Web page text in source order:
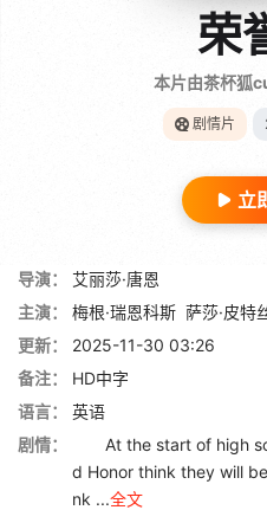
荣
本片由茶杯狐
剧情片
立
导演：
艾丽莎·唐恩
主演：
梅根·瑞恩科斯 萨莎·皮特
更新：
2025-11-30 03:26
备注：
HD中字
语言：
英语
剧情：
At the start of high
d Honor think they will
nk ...全文